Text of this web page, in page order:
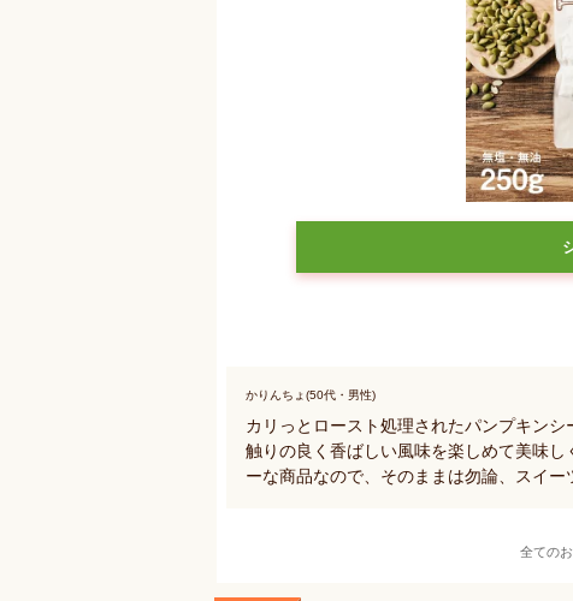
かりんちょ(50代・男性)
カリっとロースト処理されたパンプキン
触りの良く香ばしい風味を楽しめて美味
ーな商品なので、そのままは勿論、スイー
全ての